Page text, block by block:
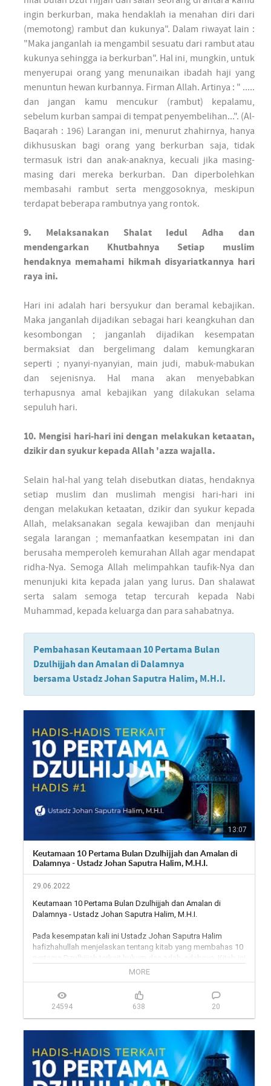
ingin berkurban, maka hendaklah ia menahan diri dari
(memotong) rambut dan kukunya". Dalam riwayat lain :
"Maka janganlah ia mengambil sesuatu dari rambut atau
kukunya sehingga ia berkurban". Hal ini, mungkin, untuk
menyerupai orang yang menunaikan ibadah haji yang
menuntun hewan kurbannya. Firman Allah. Artinya : " .....
dan jangan kamu mencukur (rambut) kepalamu,
sebelum kurban sampai di tempat penyembelihan...". (Al-
Baqarah : 196) Larangan ini, menurut zhahirnya, hanya
dikhususkan bagi orang yang berkurban saja, tidak
termasuk istri dan anak-anaknya, kecuali jika masing-
masing dari mereka berkurban. Dan diperbolehkan
membasahi rambut serta menggosoknya, meskipun
terdapat beberapa rambutnya yang rontok.
9. Melaksanakan Shalat Iedul Adha dan
mendengarkan Khutbahnya Setiap muslim
hendaknya memahami hikmah disyariatkannya hari
raya ini.
Hari ini adalah hari bersyukur dan beramal kebajikan.
Maka janganlah dijadikan sebagai hari keangkuhan dan
kesombongan ; janganlah dijadikan kesempatan
bermaksiat dan bergelimang dalam kemungkaran
seperti ; nyanyi-nyanyian, main judi, mabuk-mabukan
dan sejenisnya. Hal mana akan menyebabkan
terhapusnya amal kebajikan yang dilakukan selama
sepuluh hari.
10. Mengisi hari-hari ini dengan melakukan ketaatan,
dzikir dan syukur kepada Allah 'azza wajalla.
Selain hal-hal yang telah disebutkan diatas, hendaknya
setiap muslim dan muslimah mengisi hari-hari ini
dengan melakukan ketaatan, dzikir dan syukur kepada
Allah, melaksanakan segala kewajiban dan menjauhi
segala larangan ; memanfaatkan kesempatan ini dan
berusaha memperoleh kemurahan Allah agar mendapat
ridha-Nya. Semoga Allah melimpahkan taufik-Nya dan
menunjuki kita kepada jalan yang lurus. Dan shalawat
serta salam semoga tetap tercurah kepada Nabi
Muhammad, kepada keluarga dan para sahabatnya.
Pembahasan Keutamaan 10 Pertama Bulan
Dzulhijjah dan Amalan di Dalamnya
bersama Ustadz Johan Saputra Halim, M.H.I.
13:07
Keutamaan 10 Pertama Bulan Dzulhijjah dan Amalan di
Dalamnya - Ustadz Johan Saputra Halim, M.H.I.
29.06.2022
Keutamaan 10 Pertama Bulan Dzulhijjah dan Amalan di
Dalamnya - Ustadz Johan Saputra Halim, M.H.I.
Pada kesempatan kali ini Ustadz Johan Saputra Halim
hafizhahullah menjelaskan tentang kitab yang membahas 10
pertama Dzulhijjah terkait hukum dan adab-adabnya. Kitab ini
ditulis oleh Syaikh Abdullah Al Fauzan Hafizhahullahu ta'ala.
video berikut.
*
MASIH CARI ARTIKEL ISLAM DI GOOGLE?
Yuk, cari di Yufid.com (Islamic Search Engine) saja.
MORE
24594 638 20